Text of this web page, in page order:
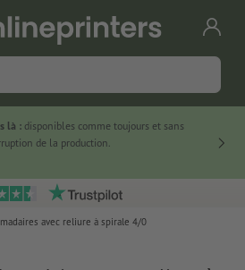
là :disponibles comme toujours et sans
de la production.
avec reliure à spirale 4/0